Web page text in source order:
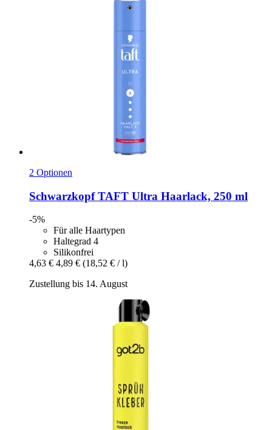
2 Optionen
SchwarzkopfTAFT Ultra Haarlack, 250 ml
-5%
Für alle Haartypen
Haltegrad 4
Silikonfrei
4,63 € 4,89 € (18,52 € / l)
Zustellung bis 14. August